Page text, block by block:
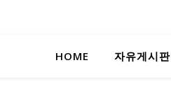
HOME 자유게시판